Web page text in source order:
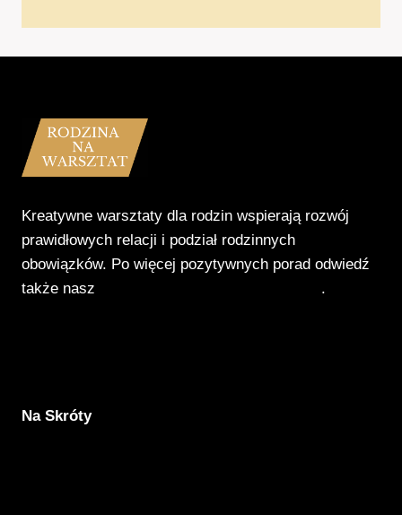
Kreatywne warsztaty dla rodzin wspierają rozwój
prawidłowych relacji i podział rodzinnych
obowiązków. Po więcej pozytywnych porad odwiedź
także nasz
.
Na Skróty